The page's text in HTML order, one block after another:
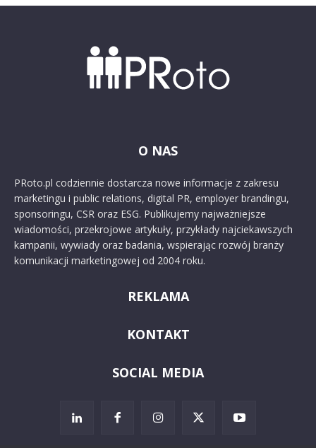
O NAS
PRoto.pl codziennie dostarcza nowe informacje z zakresu
marketingu i public relations, digital PR, employer brandingu,
sponsoringu, CSR oraz ESG. Publikujemy najważniejsze
wiadomości, przekrojowe artykuły, przykłady najciekawszych
kampanii, wywiady oraz badania, wspierając rozwój branży
komunikacji marketingowej od 2004 roku.
REKLAMA
KONTAKT
SOCIAL MEDIA